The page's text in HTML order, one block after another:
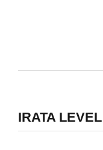
IRATA